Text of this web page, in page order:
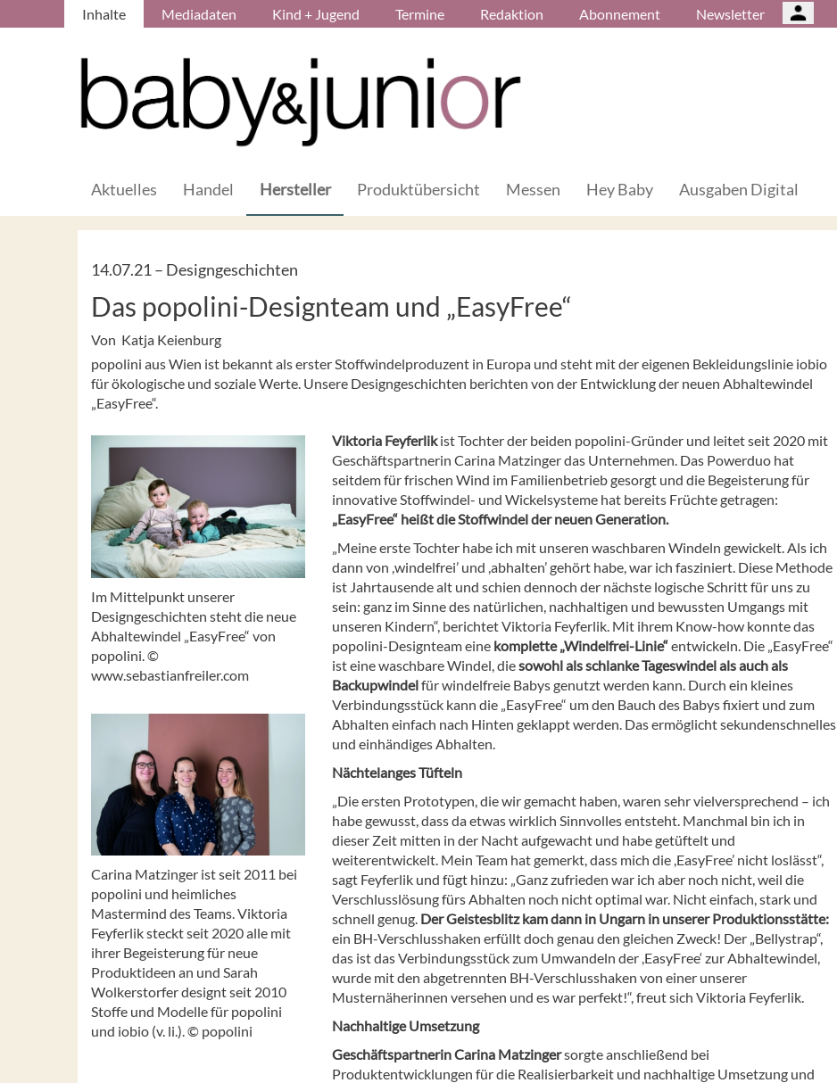
Inhalte Mediadaten Kind + Jugend Termine Redaktion Abonnement Newsletter
Aktuelles Handel Hersteller Produktübersicht Messen Hey Baby Ausgaben Digital
14.07.21 – Designgeschichten
Das popolini-Designteam und „EasyFree“
Von Katja Keienburg
popolini aus Wien ist bekannt als erster Stoffwindelproduzent in Europa und steht mit der eigenen Bekleidungslinie iobio
für ökologische und soziale Werte. Unsere Designgeschichten berichten von der Entwicklung der neuen Abhaltewindel
„EasyFree“.
Im Mittelpunkt unserer
Designgeschichten steht die neue
Abhaltewindel „EasyFree“ von
popolini. ©
www.sebastianfreiler.com
Carina Matzinger ist seit 2011 bei
popolini und heimliches
Mastermind des Teams. Viktoria
Feyferlik steckt seit 2020 alle mit
ihrer Begeisterung für neue
Produktideen an und Sarah
Wolkerstorfer designt seit 2010
Stoffe und Modelle für popolini
und iobio (v. li.). © popolini
Viktoria Feyferlikist Tochter der beiden popolini-Gründer und leitet seit 2020 mit
Geschäftspartnerin Carina Matzinger das Unternehmen. Das Powerduo hat
seitdem für frischen Wind im Familienbetrieb gesorgt und die Begeisterung für
innovative Stoffwindel- und Wickelsysteme hat bereits Früchte getragen:
„EasyFree“ heißt die Stoffwindel der neuen Generation.
„Meine erste Tochter habe ich mit unseren waschbaren Windeln gewickelt. Als ich
dann von ,windelfrei’ und ,abhalten’ gehört habe, war ich fasziniert. Diese Methode
ist Jahrtausende alt und schien dennoch der nächste logische Schritt für uns zu
sein: ganz im Sinne des natürlichen, nachhaltigen und bewussten Umgangs mit
unseren Kindern“, berichtet Viktoria Feyferlik. Mit ihrem Know-how konnte das
popolini-Designteam eine komplette „Windelfrei-Linie“entwickeln. Die „EasyFree“
ist eine waschbare Windel, diesowohl als schlanke Tageswindel als auch als
Backupwindelfür windelfreie Babys genutzt werden kann. Durch ein kleines
Verbindungsstück kann die „EasyFree“ um den Bauch des Babys fixiert und zum
Abhalten einfach nach Hinten geklappt werden. Das ermöglicht sekundenschnelles
und einhändiges Abhalten.
Nächtelanges Tüfteln
„Die ersten Prototypen, die wir gemacht haben, waren sehr vielversprechend – ich
habe gewusst, dass da etwas wirklich Sinnvolles entsteht. Manchmal bin ich in
dieser Zeit mitten in der Nacht aufgewacht und habe getüftelt und
weiterentwickelt. Mein Team hat gemerkt, dass mich die ,EasyFree’ nicht loslässt“,
sagt Feyferlik und fügt hinzu: „Ganz zufrieden war ich aber noch nicht, weil die
Verschlusslösung fürs Abhalten noch nicht optimal war. Nicht einfach, stark und
schnell genug. Der Geistesblitz kam dann in Ungarn in unserer Produktionsstätte:
ein BH-Verschlusshaken erfüllt doch genau den gleichen Zweck! Der „Bellystrap“,
das ist das Verbindungsstück zum Umwandeln der ,EasyFree‘ zur Abhaltewindel,
wurde mit den abgetrennten BH-Verschlusshaken von einer unserer
Musternäherinnen versehen und es war perfekt!“, freut sich Viktoria Feyferlik.
Nachhaltige Umsetzung
Geschäftspartnerin Carina Matzingersorgte anschließend bei
Produktentwicklungen für die Realisierbarkeit und nachhaltige Umsetzung und